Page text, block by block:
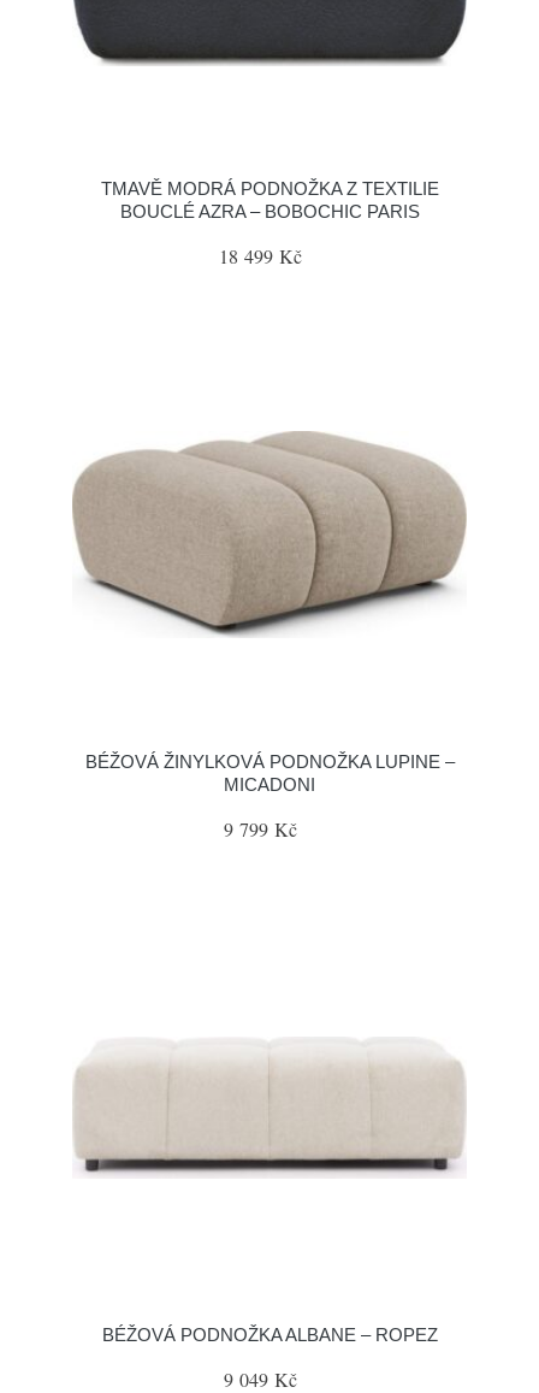
TMAVĚ MODRÁ PODNOŽKA Z TEXTILIE
BOUCLÉ AZRA – BOBOCHIC PARIS
18 499 Kč
BÉŽOVÁ ŽINYLKOVÁ PODNOŽKA LUPINE –
MICADONI
9 799 Kč
BÉŽOVÁ PODNOŽKA ALBANE – ROPEZ
9 049 Kč